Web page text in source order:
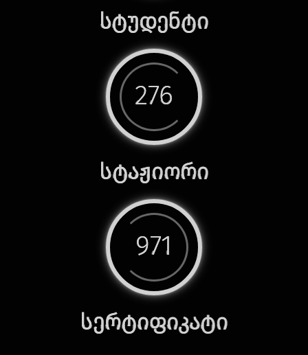
სტუდენტი
276
სტაჟიორი
971
სერტიფიკატი